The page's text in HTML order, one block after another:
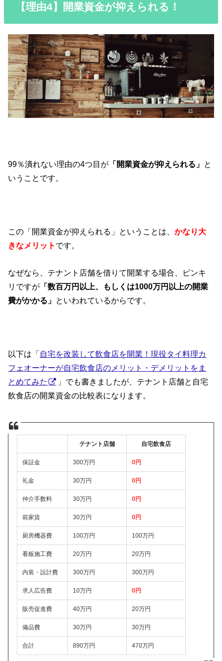
【理由4】開業資金が抑えられる！
99％潰れない理由の4つ目が 「開業資金が抑えられる」
と
いうことです。
この「開業資金が抑えられる」ということは、かなり大
きなメリット です。
なぜなら、テナント店舗を借りて開業する場合、ピンキ
リですが 「数百万円以上、もしくは1000万円以上の開業
費がかかる」 といわれているからです。
以下は「 自宅を改装して飲食店を開業！現役タイ料理カ
フェオーナーが自宅飲食店のメリット・デメリットをま
とめてみた
」でも書きましたが、テナント店舗と自宅
飲食店の開業資金の比較表になります。
テナント店舗 自宅飲食店
保証金 300万円 0円
礼金 30万円 0円
仲介手数料 30万円 0円
前家賃 30万円 0円
厨房機器費 100万円 100万円
看板施工費 20万円 20万円
内装・設計費 300万円 300万円
求人広告費 10万円 0円
販売促進費 40万円 20万円
備品費 30万円 30万円
合計 890万円 470万円